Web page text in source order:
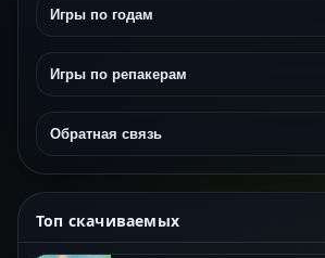
Игры по годам
Игры по репакерам
Обратная связь
Топ скачиваемых